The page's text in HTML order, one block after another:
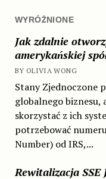
WYRÓŻNIONE
Jak zdalnie
amerykańskiej
BY OLIVIA WONG
Stany Zjednoczone
globalnego biznesu,
skorzystać z ich
potrzebować
Number) od IRS,...
Rewitalizacja